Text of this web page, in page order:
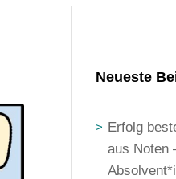
Neueste
Erfolg
aus Noten